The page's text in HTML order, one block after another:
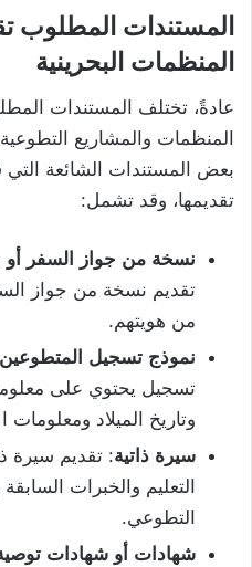
المستندات المطلوب
المنظمات البحرينية
عادةً، تختلف المستندات
المنظمات والمشاريع
بعض المستندات الشائعة
تقديمها، وقد تشمل:
نسخة من جواز السفر أو
تقديم نسخة من جواز
من هويتهم.
نموذج تسجيل المتطوعين
تسجيل يحتوي على
وتاريخ الميلاد ومعلومات
سيرة ذاتية: تقديم سيرة
التعليم والخبرات
التطوعي.
شهادات أو شهادات